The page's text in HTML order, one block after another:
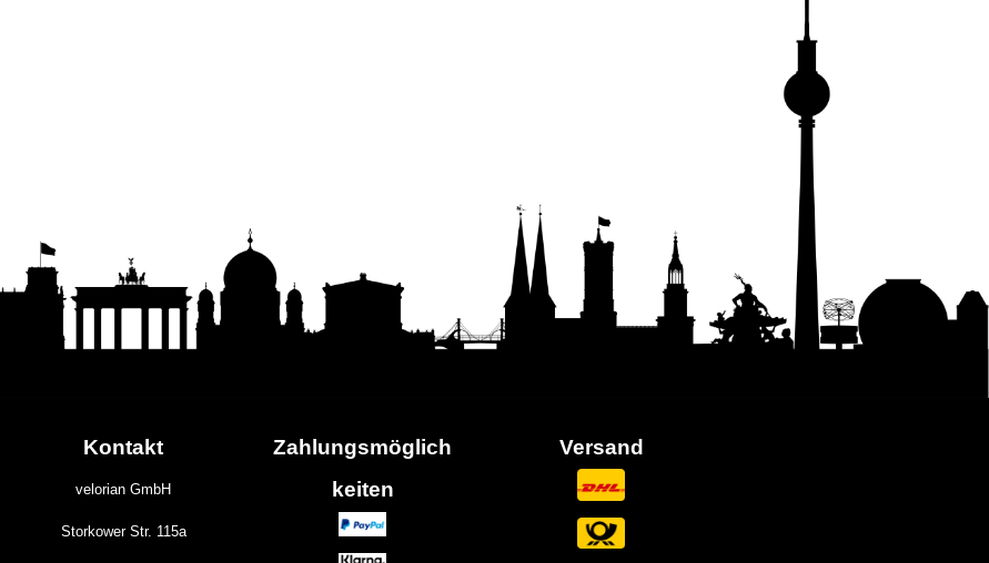
Kontakt
velorian GmbH
Storkower Str. 115a
Zahlungsmöglich
keiten
Versand